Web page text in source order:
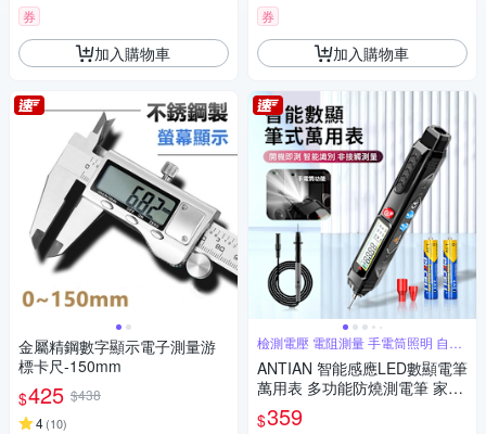
券
加入購物車
金屬精鋼數字顯示電子測量游
標卡尺-150mm
$425 $438
4(10)
券
加入購物車
檢測電壓 電阻測量 手電筒照明 自動
關機
ANTIAN 智能感應LED數顯電筆
萬用表 多功能防燒測電筆 家用
斷線短路檢測驗電筆
$359